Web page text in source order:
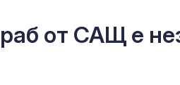
от САЩ е